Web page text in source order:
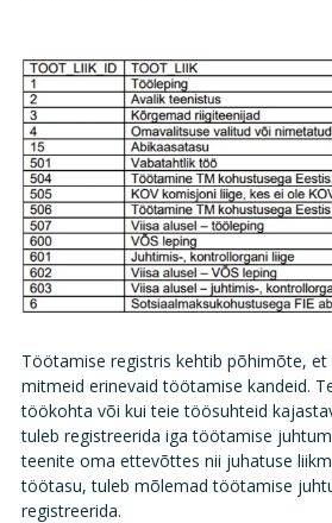
Töötamise registris kehtib põhimõte, et
mitmeid erinevaid töötamise kandeid.
töökohta või kui teie töösuhteid
tuleb registreerida iga töötamise
teenite oma ettevõttes nii juhatuse
töötasu, tuleb mõlemad töötamise
registreerida.